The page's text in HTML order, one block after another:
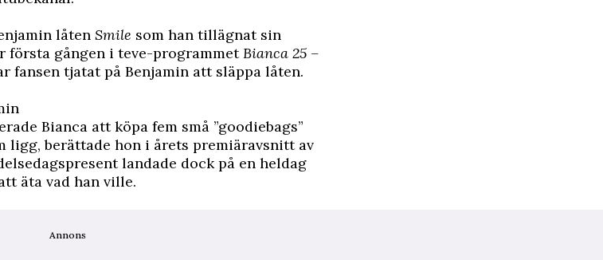
låten Smile som han tillägnat sin
första gången i teve-programmetBianca 25 –
fansen tjatat på Benjamin att släppa låten.
Bianca att köpa fem små ”goodiebags”
berättade hon i årets premiäravsnitt av
landade dock på en heldag
äta vad han ville.
Annons